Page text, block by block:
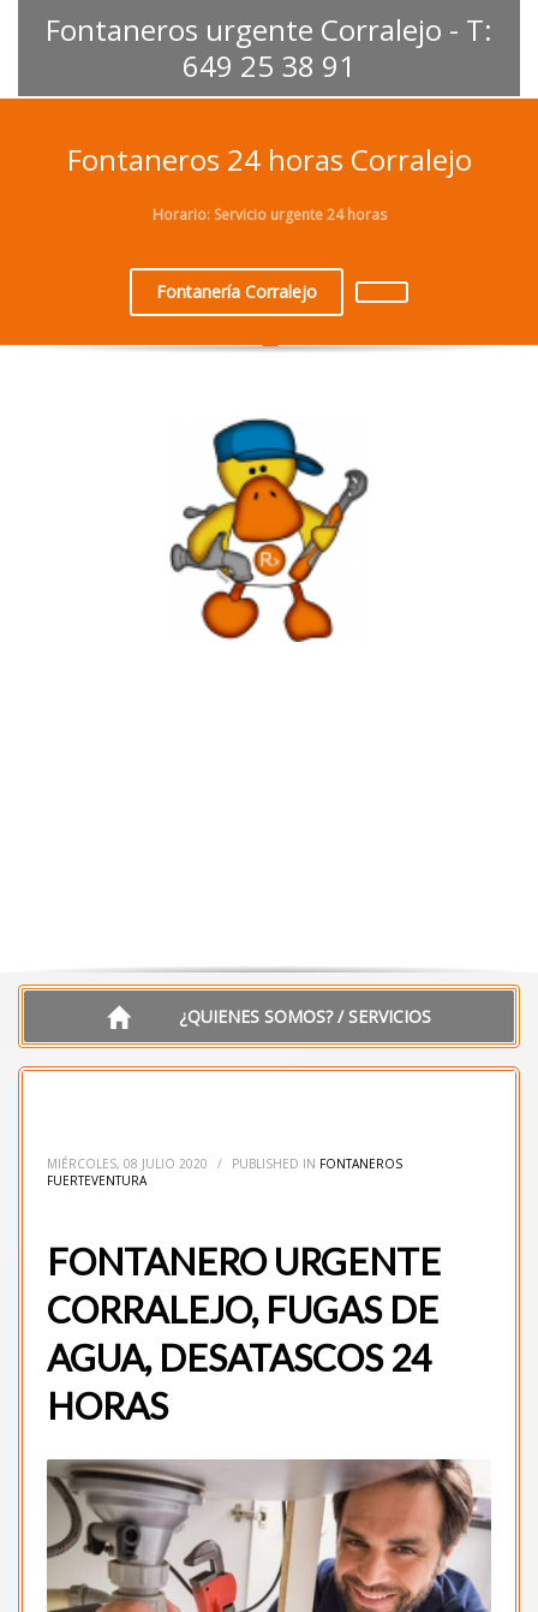
Fontaneros urgente Corralejo - T:
649 25 38 91
Fontaneros 24 horas Corralejo
Horario: Servicio urgente 24 horas
Fontanería Corralejo
¿QUIENES SOMOS? / SERVICIOS
MIÉRCOLES, 08 JULIO 2020 / PUBLISHED IN FONTANEROS
FUERTEVENTURA
FONTANERO URGENTE
CORRALEJO, FUGAS DE
AGUA, DESATASCOS 24
HORAS